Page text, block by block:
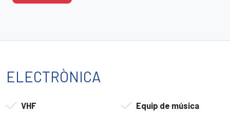
ELECTRÒNICA
VHF
Equip de música